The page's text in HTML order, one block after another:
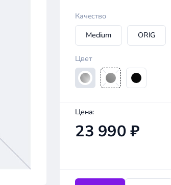
Качество
Medium
ORIG
Цвет
Цена:
23 990 ₽